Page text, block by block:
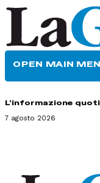
OPEN MAIN
L'informazione
7 agosto 2026